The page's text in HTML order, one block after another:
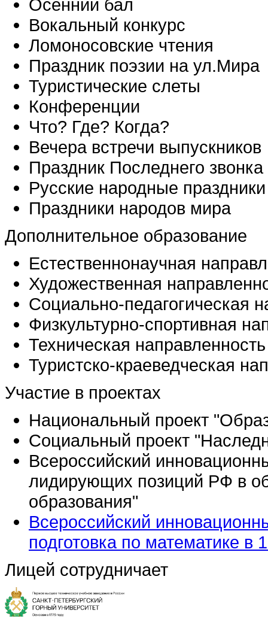
Осенний бал
Вокальный конкурс
Ломоносовские чтения
Праздник поэзии на ул.Мира
Туристические слеты
Конференции
Что? Где? Когда?
Вечера встречи выпускников
Праздник Последнего звонка
Русские народные праздники
Праздники народов мира
Дополнительное образование
Естественнонаучная
Художественная
Социально-педагогическая
Физкультурно-спортивная
Техническая направленность
Туристско-краеведческая
Участие в проектах
Национальный проект
Социальный проект
Всероссийский
лидирующих позиций РФ в
образования"
Всероссийский
подготовка по математике в
Лицей сотрудничает